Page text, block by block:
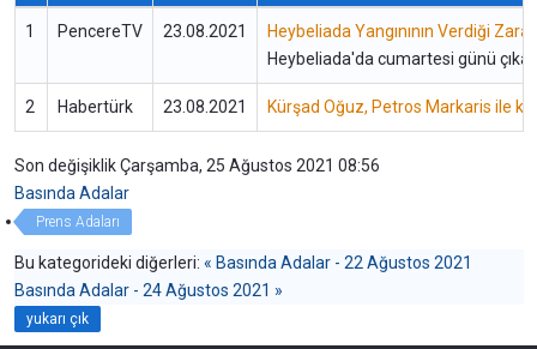
1 PencereTV 23.08.2021
Heybeliada Yangınının Verdiği
Heybeliada'da cumartesi günü
2 Habertürk 23.08.2021 Kürşad Oğuz, Petros Markaris ile
Son değişiklik Çarşamba, 25 Ağustos 2021 08:56
Basında Adalar
Prens Adaları
Bu kategorideki diğerleri: « Basında Adalar - 22 Ağustos 2021
Basında Adalar - 24 Ağustos 2021 »
yukarı çık